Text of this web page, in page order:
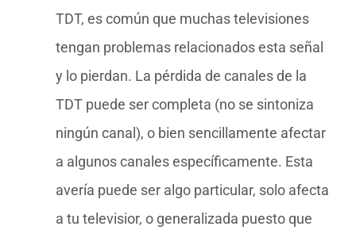
TDT, es común que muchas televisiones
tengan problemas relacionados esta señal
y lo pierdan. La pérdida de canales de la
TDT puede ser completa (no se sintoniza
ningún canal), o bien sencillamente afectar
a algunos canales específicamente. Esta
avería puede ser algo particular, solo afecta
a tu televisior, o generalizada puesto que